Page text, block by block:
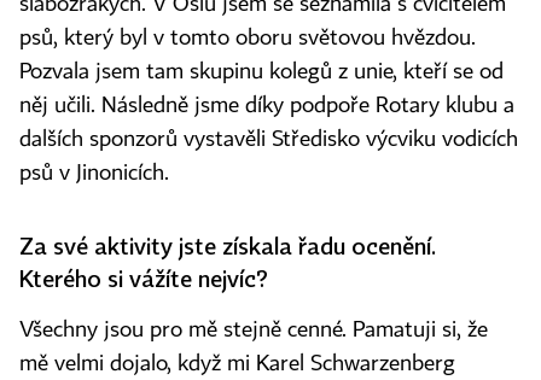
psů, který byl v tomto oboru světovou hvězdou.
Pozvala jsem tam skupinu kolegů z unie, kteří se od
něj učili. Následně jsme díky podpoře Rotary klubu a
dalších sponzorů vystavěli Středisko výcviku vodicích
psů v Jinonicích.
Za své aktivity jste získala řadu ocenění.
Kterého si vážíte nejvíc?
Všechny jsou pro mě stejně cenné. Pamatuji si, že
mě velmi dojalo, když mi Karel Schwarzenberg